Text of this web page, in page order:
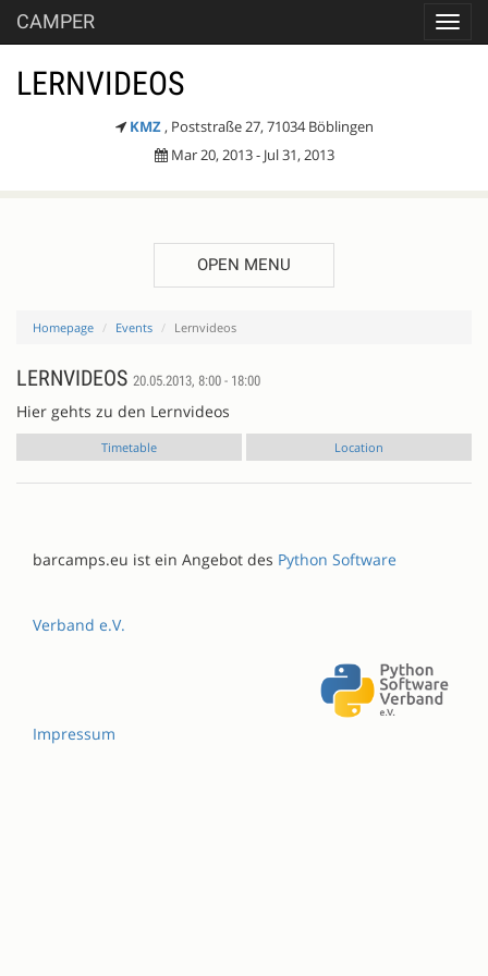
CAMPER
LERNVIDEOS
KMZ , Poststraße 27, 71034 Böblingen
Mar 20, 2013 - Jul 31, 2013
OPEN MENU
Homepage Events Lernvideos
LERNVIDEOS 20.05.2013, 8:00 - 18:00
Hier gehts zu den Lernvideos
Timetable Location
barcamps.eu ist ein Angebot des Python Software
Verband e.V.
Impressum